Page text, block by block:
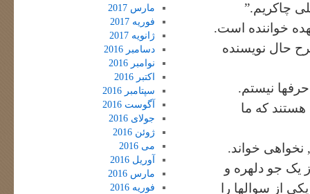
چاکریم.”
حال نویسنده
نیستم.
هستند که ما
نخواهی خواند.
یک جو دلهره و
از سوالها را
مارس 2017
فوریه 2017
ژانویه 2017
دسامبر 2016
نوامبر 2016
اکتبر 2016
سپتامبر 2016
آگوست 2016
جولای 2016
ژوئن 2016
می 2016
آوریل 2016
مارس 2016
فوریه 2016